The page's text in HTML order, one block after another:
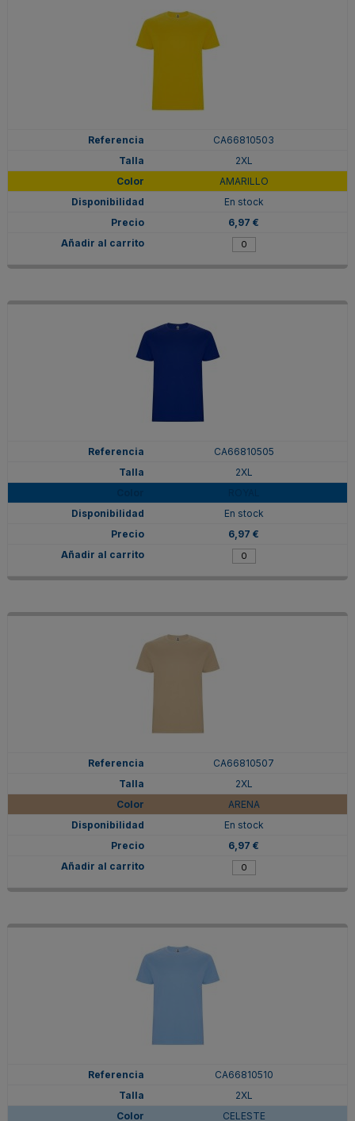
CA66810503
2XL
AMARILLO
En stock
6,97 €
CA66810505
2XL
En stock
6,97 €
CA66810507
2XL
ARENA
En stock
6,97 €
CA66810510
2XL
CELESTE